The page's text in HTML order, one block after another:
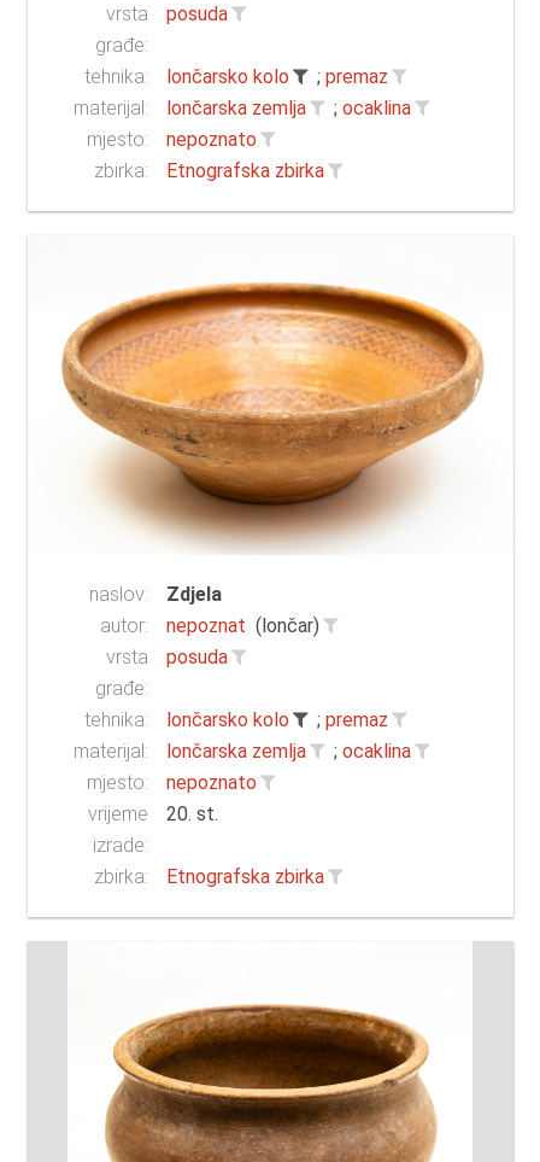
vrsta
građe:
posuda
tehnika: lončarsko kolo ; premaz
materijal:
lončarska zemlja ; ocaklina
mjesto:
nepoznato
zbirka:
Etnografska zbirka
naslov:
Zdjela
autor:
nepoznat (lončar)
vrsta
građe:
posuda
tehnika: lončarsko kolo ; premaz
materijal:
lončarska zemlja ; ocaklina
mjesto:
nepoznato
vrijeme
izrade:
20. st.
zbirka: Etnografska zbirka